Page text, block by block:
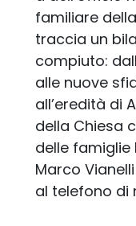
familiare
traccia un
compiuto:
alle nuove
all’eredità di
della Chiesa
delle
Marco
al telefono di